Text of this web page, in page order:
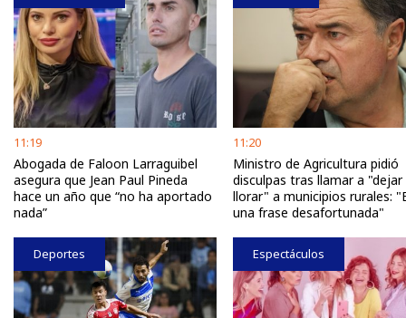
11:19
Abogada de Faloon Larraguibel
asegura que Jean Paul Pineda
hace un año que “no ha aportado
nada”
11:20
Ministro de Agricultura pidió
disculpas tras llamar a "dejar
llorar" a municipios rurales:
una frase desafortunada"
Deportes Espectáculos